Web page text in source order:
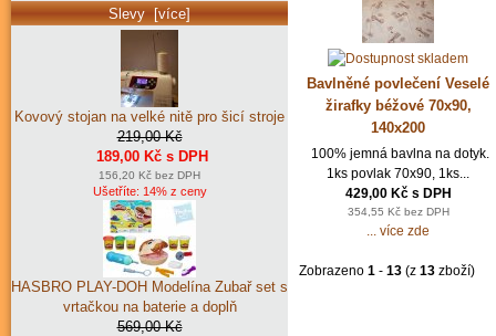
Bavlněné povlečení Veselé
žirafky béžové 70x90,
140x200
100% jemná bavlna na dotyk.
1ks povlak 70x90, 1ks...
429,00 Kč s DPH
354,55 Kč bez DPH
... více zde
Zobrazeno 1 - 13 (z 13 zboží)
Slevy [více]
Kovový stojan na velké nitě pro šicí stroje
219,00 Kč
189,00 Kč s DPH
156,20 Kč bez DPH
Ušetříte: 14% z ceny
HASBRO PLAY-DOH Modelína Zubař set s
vrtačkou na baterie a doplň
569,00 Kč